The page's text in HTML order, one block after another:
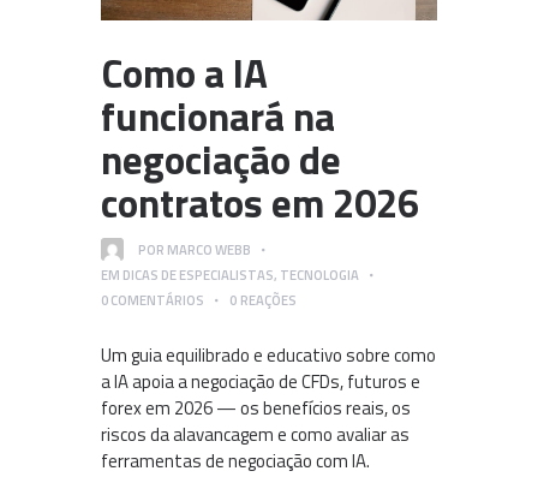
Como a IA
funcionará na
negociação de
contratos em 2026
POR MARCO WEBB
EM DICAS DE ESPECIALISTAS, TECNOLOGIA
0COMENTÁRIOS 0 REAÇÕES
Um guia equilibrado e educativo sobre como
a IA apoia a negociação de CFDs, futuros e
forex em 2026 — os benefícios reais, os
riscos da alavancagem e como avaliar as
ferramentas de negociação com IA.